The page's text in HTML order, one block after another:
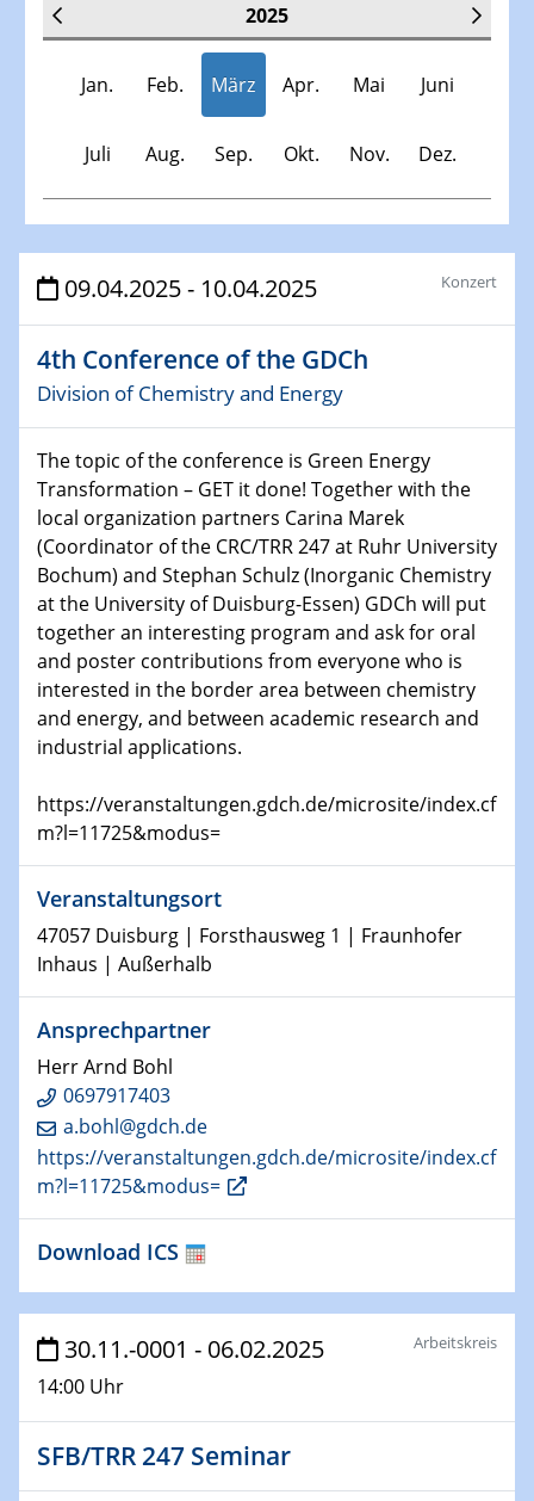
2025
Jan. Feb. März Apr. Mai Juni
Juli Aug. Sep. Okt. Nov. Dez.
Veranstaltungen
SFB/TRR 247 Seminar
08.01.2025
Physikalisches Kolloquium
Shaping the future: The role of metrology in a changing
world
14.01.2025
SFB 1242 Kolloquium
15.01.2025
Physikalisches Kolloquium
Comets – Why Should We Study Them?
15.01.2025
22.01.2025
Physikalisches Kolloquium
Make it and break it: Contact and Cracks at soft
22.01.2025
HyMission Short Talks
29.01.2025
Physikalisches Kolloquium
Decoding mRNA translation: Computational and
experimental approaches to understanding gene
expression
29.01.2025
GDCh Kolloquium
30.01.2025
WIN & CENIDE Seminar Series on 2D-
MATURE
30.01.2025
Talk Prof. Erwin Reisner
09.04.2025 - 10.04.2025 Konzert
4th Conference of the GDCh
Division of Chemistry and Energy
The topic of the conference is Green Energy
Transformation – GET it done! Together with the
local organization partners Carina Marek
(Coordinator of the CRC/TRR 247 at Ruhr University
Bochum) and Stephan Schulz (Inorganic Chemistry
at the University of Duisburg-Essen) GDCh will put
together an interesting program and ask for oral
and poster contributions from everyone who is
interested in the border area between chemistry
and energy, and between academic research and
industrial applications.
https://veranstaltungen.gdch.de/microsite/index.cf
m?l=11725&modus=
Veranstaltungsort
47057 Duisburg | Forsthausweg 1 | Fraunhofer
Inhaus | Außerhalb
Ansprechpartner
Herr Arnd Bohl
0697917403
a.bohl@gdch.de
https://veranstaltungen.gdch.de/microsite/index.cf
m?l=11725&modus=
Download ICS
30.11.-0001 - 06.02.2025
14:00 Uhr
Arbeitskreis
SFB/TRR 247 Seminar